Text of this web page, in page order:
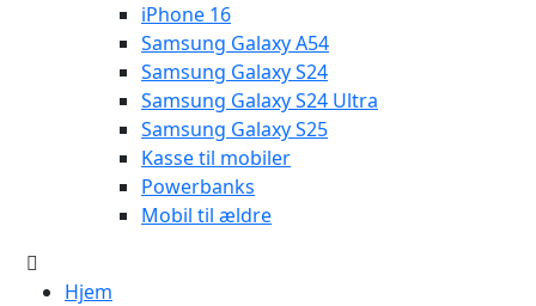
iPhone 16
Samsung Galaxy A54
Samsung Galaxy S24
Samsung Galaxy S24 Ultra
Samsung Galaxy S25
Kasse til mobiler
Powerbanks
Mobil til ældre
Hjem